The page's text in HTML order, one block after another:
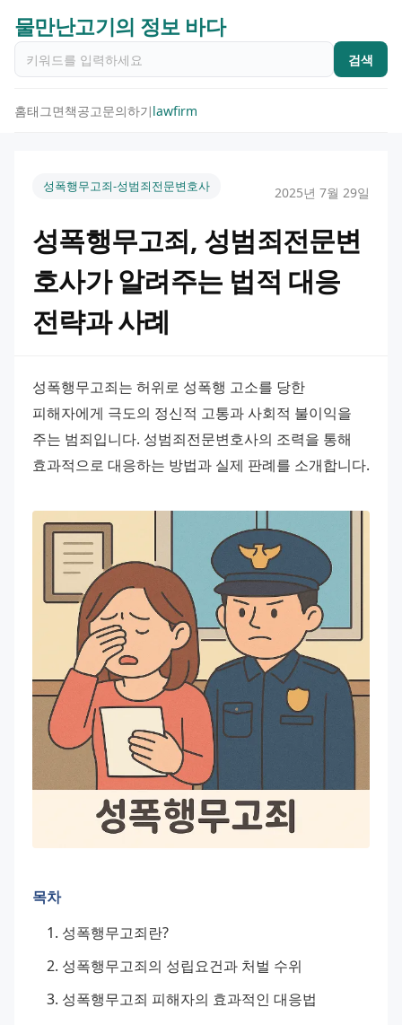
물만난고기의 정보 바다
검색
홈태그면책공고문의하기lawfirm
성폭행무고죄-성범죄전문변호사 2025년 7월 29일
성폭행무고죄, 성범죄전문변
호사가 알려주는 법적 대응
전략과 사례
성폭행무고죄는 허위로 성폭행 고소를 당한
피해자에게 극도의 정신적 고통과 사회적 불이익을
주는 범죄입니다. 성범죄전문변호사의 조력을 통해
목차
성폭행무고죄란?
성폭행무고죄의 성립요건과 처벌 수위
성폭행무고죄 피해자의 효과적인 대응법